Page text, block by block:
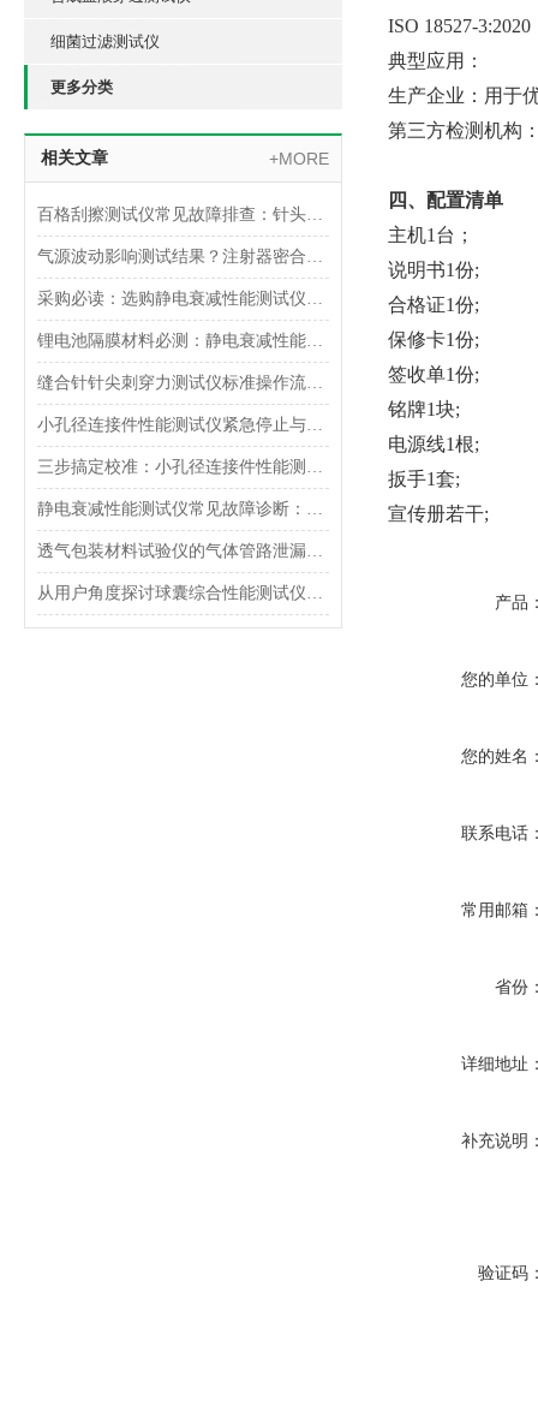
细菌过滤测试仪
更多分类
相关文章 +MORE
百格刮擦测试仪常见故障排查：针头磨损与运动轨迹偏移
气源波动影响测试结果？注射器密合性正压测试仪的稳压设计分析
采购必读：选购静电衰减性能测试仪的5个核心参数与避坑指南
锂电池隔膜材料必测：静电衰减性能测试仪的操作难点突破
缝合针针尖刺穿力测试仪标准操作流程（SOP）及实验员培训要点
小孔径连接件性能测试仪紧急停止与异常状态下的安全复位操作
三步搞定校准：小孔径连接件性能测试仪的每日开机自检流程详解
静电衰减性能测试仪常见故障诊断：充电不稳定与电位漂移排查
透气包装材料试验仪的气体管路泄漏防护与废气排放系统详解
从用户角度探讨球囊综合性能测试仪的故障问题
ISO 18527-3:2020
‌典型应用‌：
生产企业‌：用于
第三方检测机构‌
四、配置清单
主机1台；
说明书1份;
合格证1份;
保修卡1份;
签收单1份;
铭牌1块;
电源线1根;
扳手1套;
宣传册若干;
产品
您的单位
您的姓名
联系电话
常用邮箱
省份
详细地址
补充说明
验证码